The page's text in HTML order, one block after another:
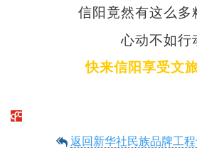
信阳竟然有这么多
心动不如行
快来信阳享受文
返回新华社民族品牌工程